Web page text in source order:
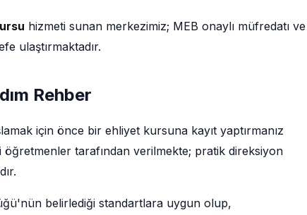
hizmeti sunan merkezimiz; MEB onaylı müfredatı ve
ulaştırmaktadır.
Rehber
için önce bir ehliyet kursuna kayıt yaptırmanız
tarafından verilmekte; pratik direksiyon
belirlediği standartlara uygun olup,